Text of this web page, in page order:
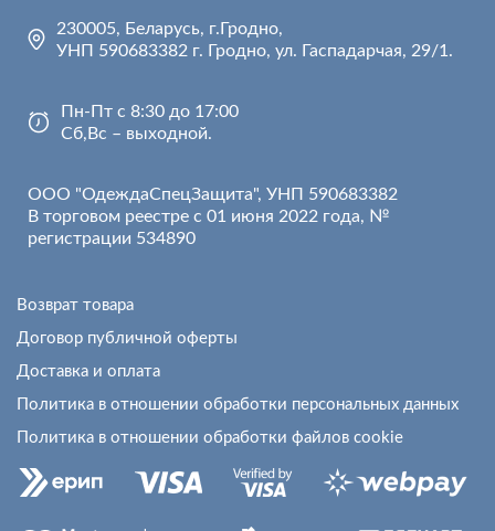
230005, Беларусь, г.Гродно,
УНП 590683382 г. Гродно, ул. Гаспадарчая, 29/1.
Пн-Пт с 8:30 до 17:00
Сб,Вс – выходной.
ООО "ОдеждаСпецЗащита", УНП 590683382
В торговом реестре с 01 июня 2022 года, №
регистрации 534890
Возврат товара
Договор публичной оферты
Доставка и оплата
Политика в отношении обработки персональных данных
Политика в отношении обработки файлов cookie